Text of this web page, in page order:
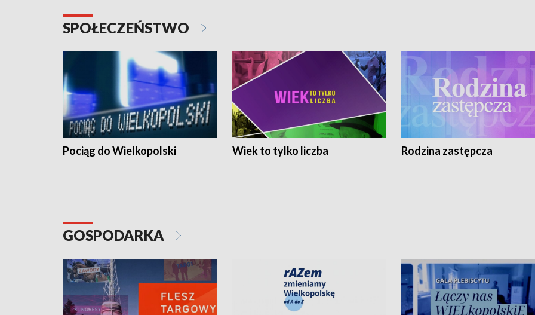
SPOŁECZEŃSTWO
Pociąg do Wielkopolski Wiek to tylko liczba Rodzina zastępcza
GOSPODARKA